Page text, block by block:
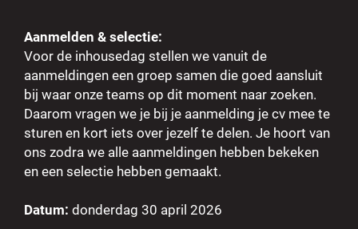
Aanmelden & selectie:
Voor de inhousedag stellen we vanuit de
aanmeldingen een groep samen die goed aansluit
bij waar onze teams op dit moment naar zoeken.
Daarom vragen we je bij je aanmelding je cv mee te
sturen en kort iets over jezelf te delen. Je hoort van
ons zodra we alle aanmeldingen hebben bekeken
en een selectie hebben gemaakt.
Datum: donderdag 30 april 2026